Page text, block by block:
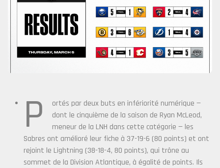
P
ortés par deux buts en infériorité numérique —
dont le cinquième de la saison de Ryan McLeod,
meneur de la LNH dans cette catégorie — les
Sabres ont amélioré leur fiche à 37-19-6 (80 points) et ont
rejoint le Lightning (38-18-4, 80 points), qui trône au
sommet de la Division Atlantique, à égalité de points. Ils